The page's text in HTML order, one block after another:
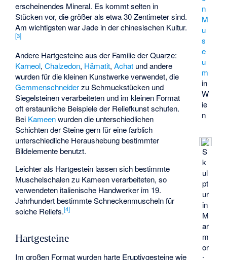
n
M
u
s
e
u
m
in
W
ie
n
S
k
ul
pt
ur
in
M
ar
m
or
:
erscheinendes Mineral. Es kommt selten in
Stücken vor, die größer als etwa 30 Zentimeter sind.
Am wichtigsten war Jade in der chinesischen Kultur.
[3]
Andere Hartgesteine aus der Familie der Quarze:
Karneol,Chalzedon, Hämatit,Achat und andere
wurden für die kleinen Kunstwerke verwendet, die
Gemmenschneiderzu Schmuckstücken und
Siegelsteinen verarbeiteten und im kleinen Format
oft erstaunliche Beispiele der Reliefkunst schufen.
Bei Kameenwurden die unterschiedlichen
Schichten der Steine gern für eine farblich
unterschiedliche Heraushebung bestimmter
Bildelemente benutzt.
Leichter als Hartgestein lassen sich bestimmte
Muschelschalen zu Kameen verarbeiteten, so
verwendeten italienische Handwerker im 19.
Jahrhundert bestimmte Schneckenmuscheln für
solche Reliefs.[4]
Hartgesteine
Im großen Format wurden harte Eruptivgesteine wie